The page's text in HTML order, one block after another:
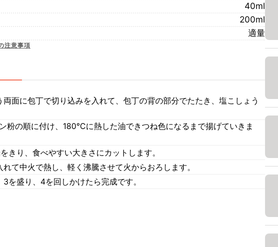
40ml
200ml
適量
注意事項
両面に包丁で切り込みを入れて、包丁の背の部分でたたき、塩こしょう
粉の順に付け、180℃に熱した油できつね色になるまで揚げていきま
きり、食べやすい大きさにカットします。
て中火で熱し、軽く沸騰させて火からおろします。
を盛り、4を回しかけたら完成です。